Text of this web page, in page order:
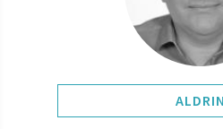
ALDRIN